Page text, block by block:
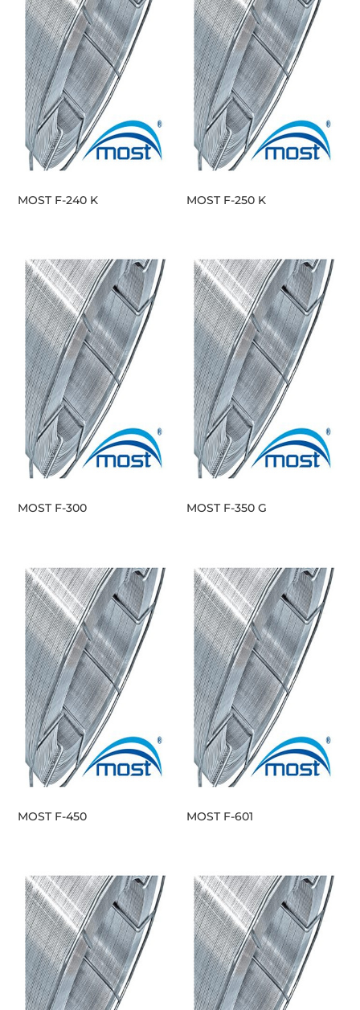
MOST F-240 K MOST F-250 K
MOST F-300 MOST F-350 G
MOST F-450 MOST F-601